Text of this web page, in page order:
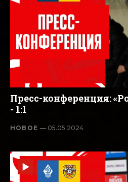
Пресс-конференция:
- 1:1
НОВОЕ— 05.05.2024